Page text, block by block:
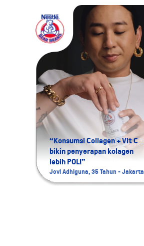
“Konsumsi Collagen + Vit C
bikin penyerapan kolagen
lebih POL!”
Jovi Adhiguna, 35 Tahun - Jakarta